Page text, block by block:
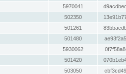
5970041
502350
501261
501480
5930062
501420
503050